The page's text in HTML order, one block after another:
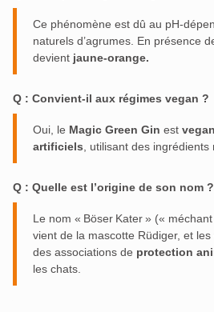
Ce phénomène est dû au
naturels d’agrumes. En présence
devient jaune‑orange.
Q : Convient-il aux régimes vegan ?
Oui, le Magic Green Gin est vegan
artificiels , utilisant des
Q : Quelle est l’origine de son nom ?
Le nom « Böser Kater » («
vient de la mascotte Rüdiger, et
des associations de protection
les chats